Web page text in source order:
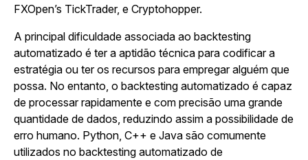
FXOpen’s TickTrader, e Cryptohopper.
A principal dificuldade associada ao backtesting
automatizado é ter a aptidão técnica para codificar a
estratégia ou ter os recursos para empregar alguém que
possa. No entanto, o backtesting automatizado é capaz
de processar rapidamente e com precisão uma grande
quantidade de dados, reduzindo assim a possibilidade de
erro humano. Python, C++ e Java são comumente
utilizados no backtesting automatizado de